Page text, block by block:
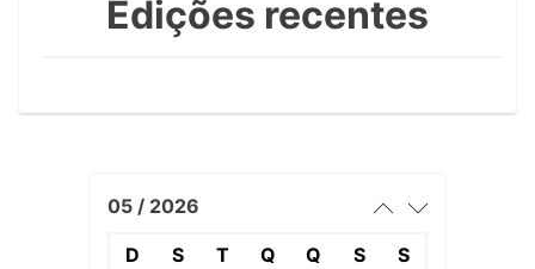
Edições recentes
05 / 2026
D S T Q Q S
S